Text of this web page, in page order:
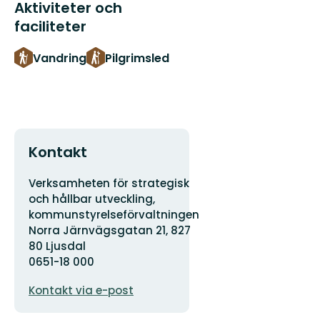
Aktiviteter och
faciliteter
Vandring Pilgrimsled
Kontakt
Adress
Verksamheten för strategisk
och hållbar utveckling,
kommunstyrelseförvaltningen
Norra Järnvägsgatan 21, 827
80 Ljusdal
0651-18 000
postadress
Kontakt via e-post